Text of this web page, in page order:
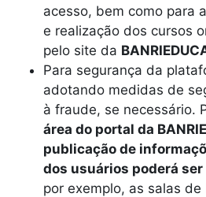
acesso, bem como para
e realização dos cursos
pelo site da
Para segurança da
adotando medidas de
à fraude, se necessário.
área do portal da
publicação de
dos usuários poderá
por exemplo, as salas